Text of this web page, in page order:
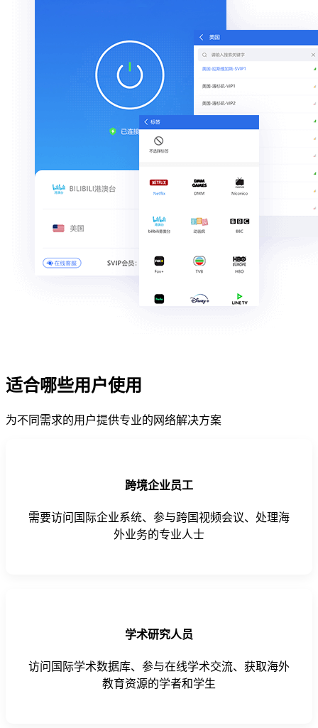
适合哪些用户使用
为不同需求的用户提供专业的网络解决方案
跨境企业员工
需要访问国际企业系统、参与跨国视频会议、处理海
外业务的专业人士
学术研究人员
访问国际学术数据库、参与在线学术交流、获取海外
教育资源的学者和学生